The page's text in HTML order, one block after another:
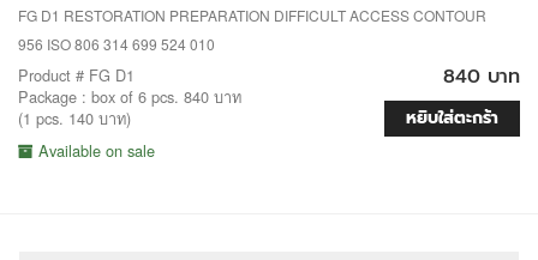
FG D1 RESTORATION PREPARATION DIFFICULT ACCESS CONTOUR
956 ISO 806 314 699 524 010
Product # FG D1
Package : box of 6 pcs. 840 บาท
(1 pcs. 140 บาท)
Available on sale
840 บาท
หยิบใส่ตะกร้า